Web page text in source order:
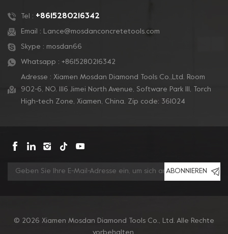
Tel : +8615280216342
Email : Lance@mosdanconcretetools.com
Skype : mosdan66
Whatsapp : +8615280216342
Adresse : Xiamen Mosdan Diamond Tools Co.,Ltd. Room
902-6, NO. 1116 Jimei North Avenue, Software Park Ill, Torch
High-tech Zone, Xiamen, China. Zip code: 361024
ABONNIEREN
© 2026 Xiamen Mosdan Diamond Tools Co., Ltd. Alle Rechte
vorbehalten.